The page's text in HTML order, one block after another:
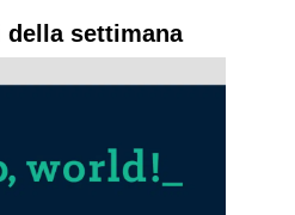
settimana